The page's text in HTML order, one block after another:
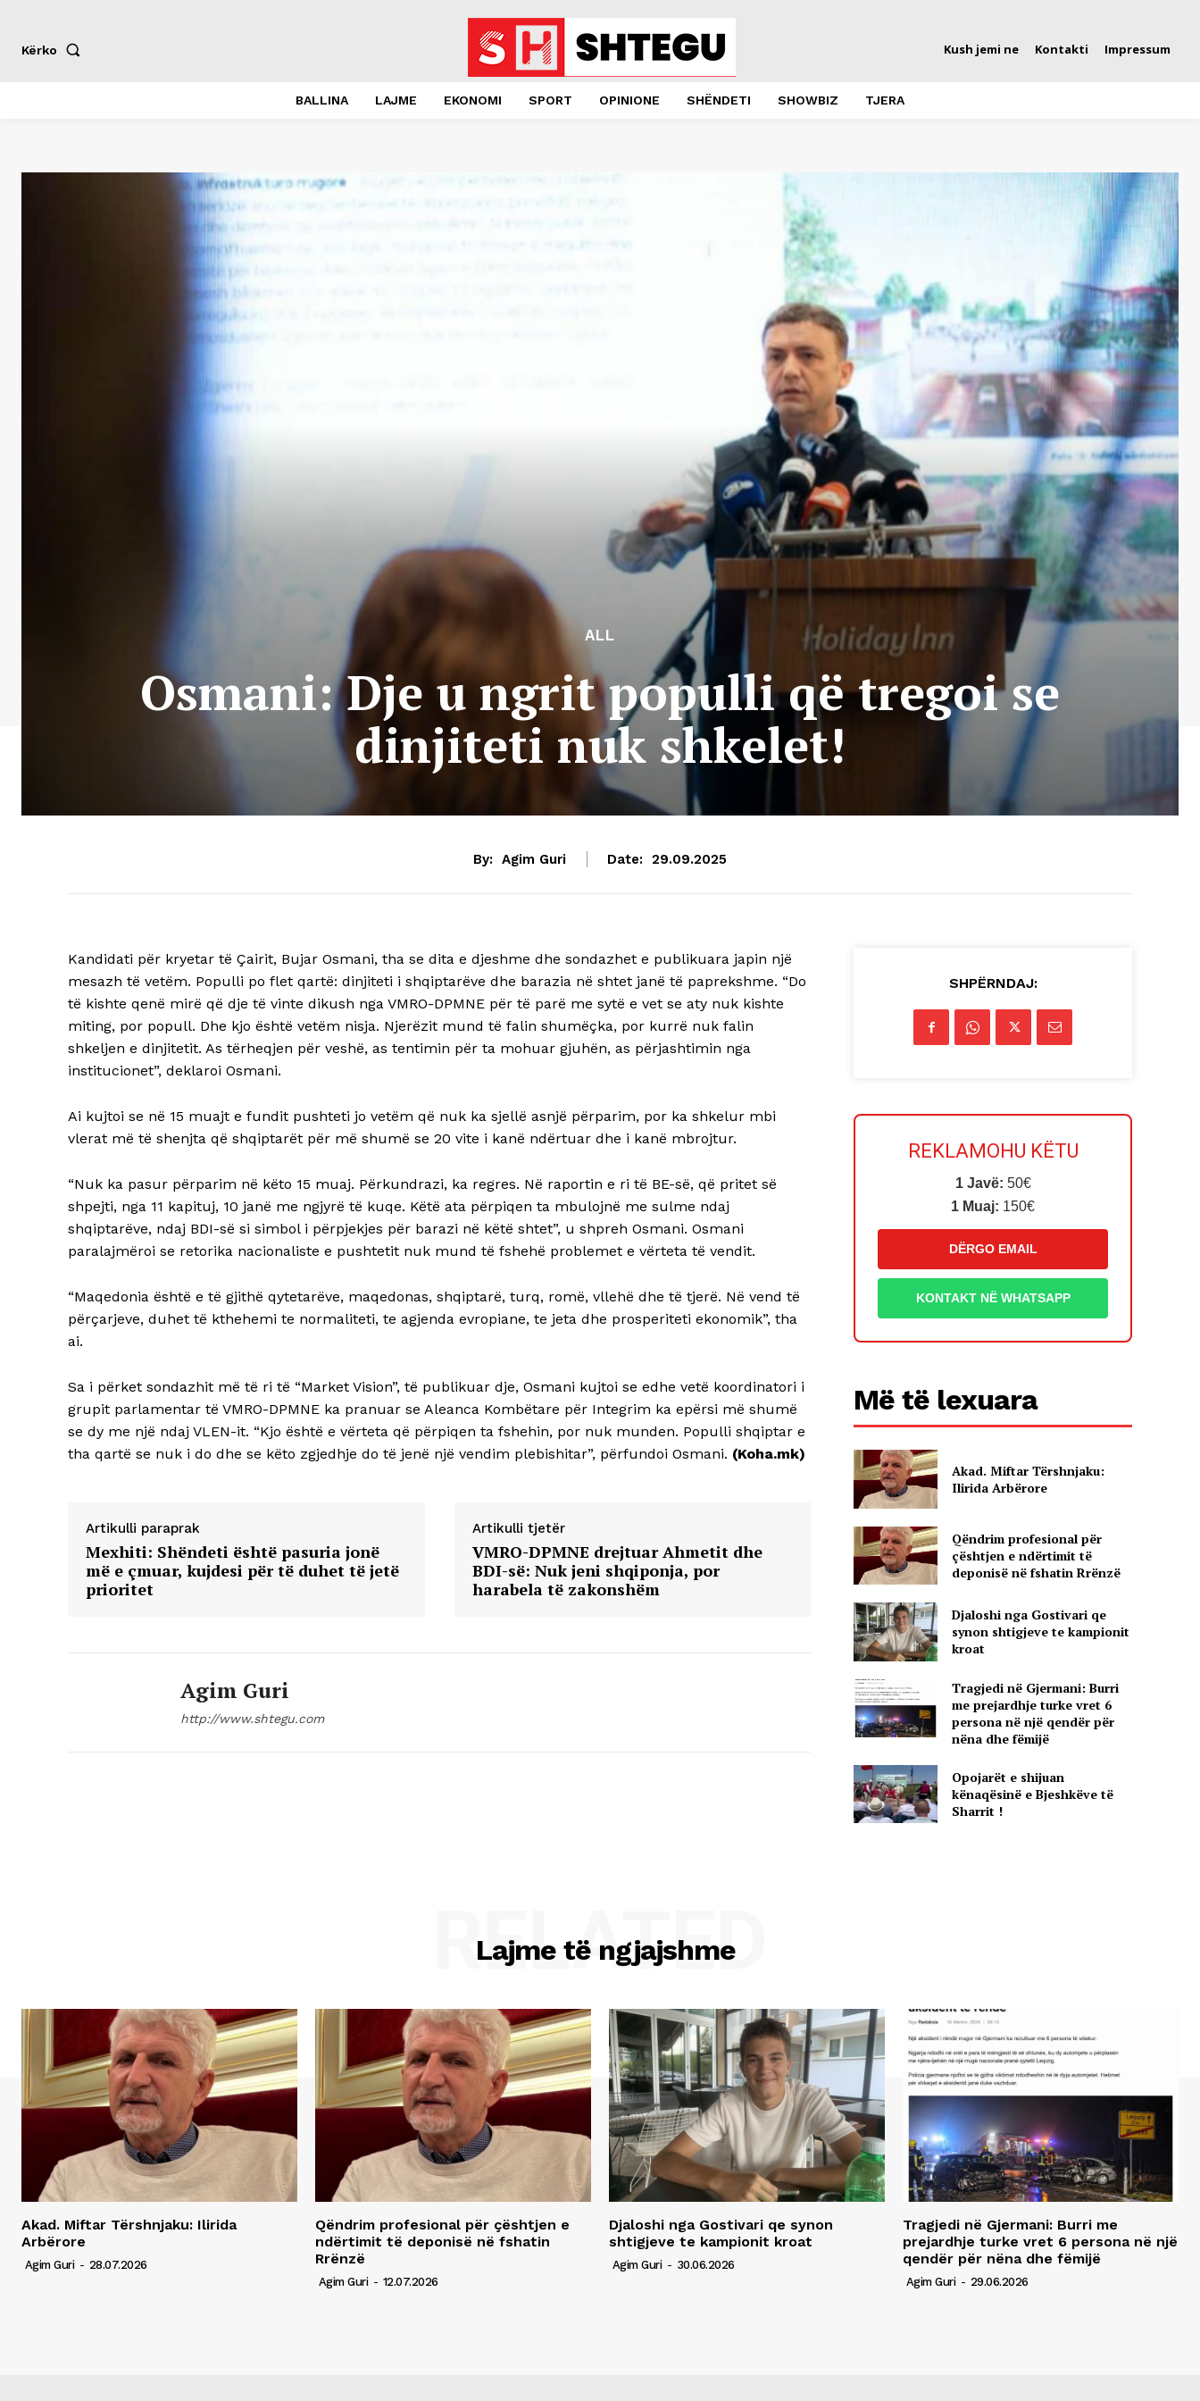
Kërko Kush jemi ne Kontakti Impressum
BALLINA LAJME EKONOMI SPORT OPINIONE SHËNDETI SHOWBIZ TJERA
ALL
Osmani: Dje u ngrit populli që tregoi se
dinjiteti nuk shkelet!
By: Agim Guri Date: 29.09.2025
Kandidati për kryetar të Çairit, Bujar Osmani, tha se dita e djeshme dhe sondazhet e publikuara japin një
mesazh të vetëm. Populli po flet qartë: dinjiteti i shqiptarëve dhe barazia në shtet janë të paprekshme. “Do
të kishte qenë mirë që dje të vinte dikush nga VMRO-DPMNE për të parë me sytë e vet se aty nuk kishte
miting, por popull. Dhe kjo është vetëm nisja. Njerëzit mund të falin shumëçka, por kurrë nuk falin
shkeljen e dinjitetit. As tërheqjen për veshë, as tentimin për ta mohuar gjuhën, as përjashtimin nga
institucionet”, deklaroi Osmani.
Ai kujtoi se në 15 muajt e fundit pushteti jo vetëm që nuk ka sjellë asnjë përparim, por ka shkelur mbi
vlerat më të shenjta që shqiptarët për më shumë se 20 vite i kanë ndërtuar dhe i kanë mbrojtur.
“Nuk ka pasur përparim në këto 15 muaj. Përkundrazi, ka regres. Në raportin e ri të BE-së, që pritet së
shpejti, nga 11 kapituj, 10 janë me ngjyrë të kuqe. Këtë ata përpiqen ta mbulojnë me sulme ndaj
shqiptarëve, ndaj BDI-së si simbol i përpjekjes për barazi në këtë shtet”, u shpreh Osmani. Osmani
paralajmëroi se retorika nacionaliste e pushtetit nuk mund të fshehë problemet e vërteta të vendit.
“Maqedonia është e të gjithë qytetarëve, maqedonas, shqiptarë, turq, romë, vllehë dhe të tjerë. Në vend të
përçarjeve, duhet të kthehemi te normaliteti, te agjenda evropiane, te jeta dhe prosperiteti ekonomik”, tha
ai.
Sa i përket sondazhit më të ri të “Market Vision”, të publikuar dje, Osmani kujtoi se edhe vetë koordinatori i
grupit parlamentar të VMRO-DPMNE ka pranuar se Aleanca Kombëtare për Integrim ka epërsi më shumë
se dy me një ndaj VLEN-it. “Kjo është e vërteta që përpiqen ta fshehin, por nuk munden. Populli shqiptar e
tha qartë se nuk i do dhe se këto zgjedhje do të jenë një vendim plebishitar”, përfundoi Osmani. (Koha.mk)
Artikulli paraprak
Mexhiti: Shëndeti është pasuria jonë
më e çmuar, kujdesi për të duhet të jetë
prioritet
Artikulli tjetër
VMRO-DPMNE drejtuar Ahmetit dhe
BDI-së: Nuk jeni shqiponja, por
harabela të zakonshëm
Agim Guri
http://www.shtegu.com
SHPËRNDAJ:
REKLAMOHU KËTU
1 Javë: 50€
1 Muaj: 150€
DËRGO EMAIL
KONTAKT NË WHATSAPP
Më të lexuara
Akad. Miftar Tërshnjaku:
Ilirida Arbërore
Qëndrim profesional për
çështjen e ndërtimit të
deponisë në fshatin Rrënzë
Djaloshi nga Gostivari qe
synon shtigjeve te kampionit
kroat
Tragjedi në Gjermani: Burri
me prejardhje turke vret 6
persona në një qendër për
nëna dhe fëmijë
Opojarët e shijuan
kënaqësinë e Bjeshkëve të
Sharrit !
Lajme të ngjajshme
RELATED
Akad. Miftar Tërshnjaku: Ilirida
Arbërore
Agim Guri - 28.07.2026
Qëndrim profesional për çështjen e
ndërtimit të deponisë në fshatin
Rrënzë
Agim Guri - 12.07.2026
Djaloshi nga Gostivari qe synon
shtigjeve te kampionit kroat
Agim Guri - 30.06.2026
Tragjedi në Gjermani: Burri me
prejardhje turke vret 6 persona në një
qendër për nëna dhe fëmijë
Agim Guri - 29.06.2026